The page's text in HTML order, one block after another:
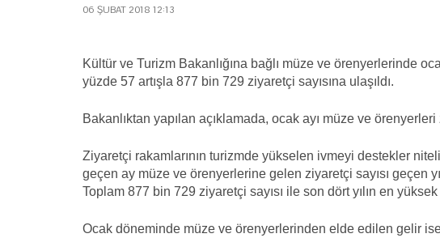
06 ŞUBAT 2018 12:13
Kültür ve Turizm Bakanlığına bağlı müze ve örenyerlerinde
yüzde 57 artışla 877 bin 729 ziyaretçi sayısına ulaşıldı.
Bakanlıktan yapılan açıklamada, ocak ayı müze ve örenyerleri
Ziyaretçi rakamlarının turizmde yükselen ivmeyi destekler
geçen ay müze ve örenyerlerine gelen ziyaretçi sayısı geçen
Toplam 877 bin 729 ziyaretçi sayısı ile son dört yılın en
Ocak döneminde müze ve örenyerlerinden elde edilen gelir